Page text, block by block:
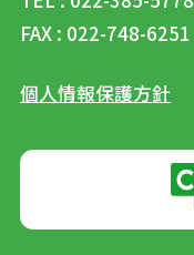
FAX : 022-748-6251
個人情報保護方針